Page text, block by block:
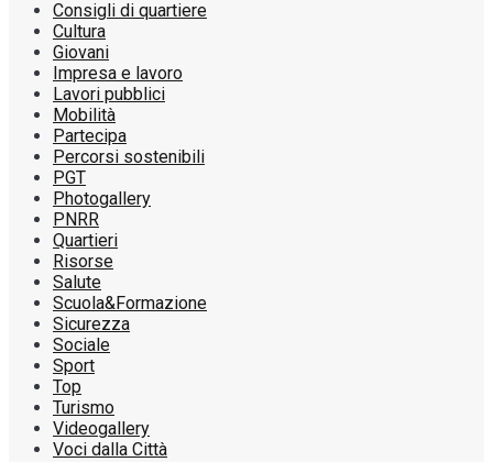
Consigli di quartiere
Cultura
Giovani
Impresa e lavoro
Lavori pubblici
Mobilità
Partecipa
Percorsi sostenibili
PGT
Photogallery
PNRR
Quartieri
Risorse
Salute
Scuola&Formazione
Sicurezza
Sociale
Sport
Top
Turismo
Videogallery
Voci dalla Città